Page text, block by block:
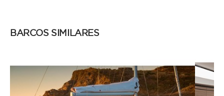
BARCOS SIMILARES